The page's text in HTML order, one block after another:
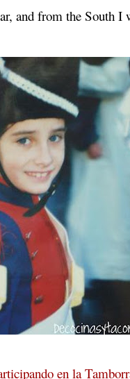
and from the South I
en la